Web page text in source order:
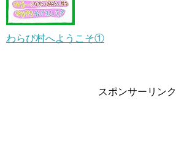
わらび村へようこそ①
スポンサーリンク